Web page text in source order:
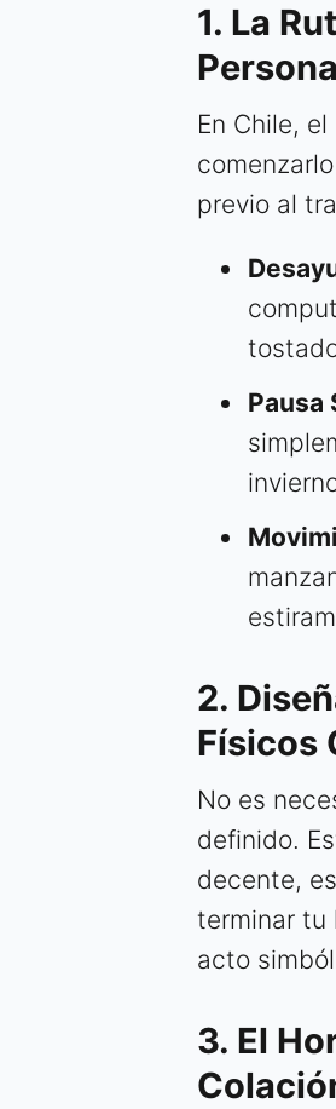
1. La
En Chile,
previo al
Pausa
2.
Físicos
No es
definido.
decente,
terminar tu
acto
3. El